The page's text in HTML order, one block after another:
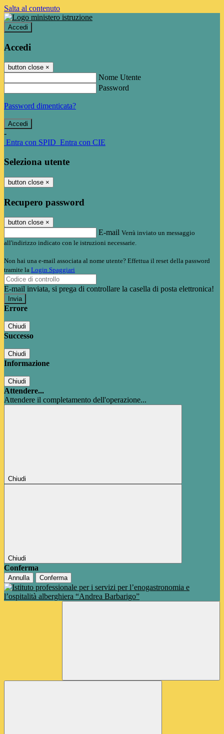
Salta al contenuto
Accedi
Accedi
button close ×
Nome Utente
Password
Password dimenticata?
-
Entra con SPID Entra con CIE
Seleziona utente
button close ×
Recupero password
button close ×
E-mail Verrà inviato un messaggio
all'indirizzo indicato con le istruzioni necessarie.
Non hai una e-mail associata al nome utente? Effettua il reset della password
tramite la Login Spaggiari
E-mail inviata, si prega di controllare la casella di posta elettronica!
Errore
Chiudi
Successo
Chiudi
Informazione
Chiudi
Attendere...
Attendere il completamento dell'operazione...
Chiudi
Chiudi
Conferma
Annulla Conferma